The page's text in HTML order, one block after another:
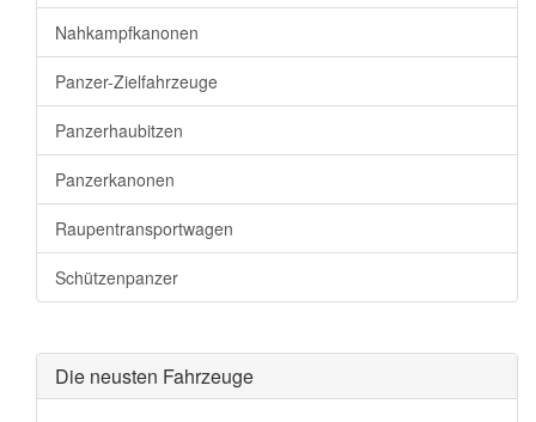
Nahkampfkanonen
Panzer-Zielfahrzeuge
Panzerhaubitzen
Panzerkanonen
Raupentransportwagen
Schützenpanzer
Die neusten Fahrzeuge